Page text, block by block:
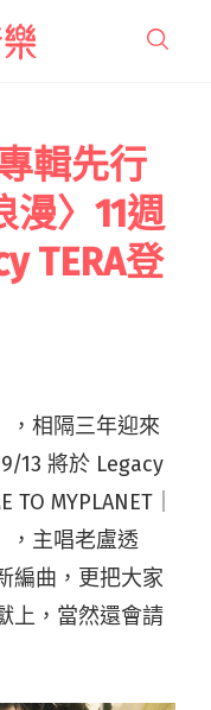
輯先行
漫〉11週
TERA登
，相隔三年迎來
13 將於 Legacy
TO MYPLANET｜
，主唱老盧透
編曲，更把大家
上，當然還會請